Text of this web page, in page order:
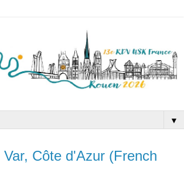
▼
Côte d'Azur (French